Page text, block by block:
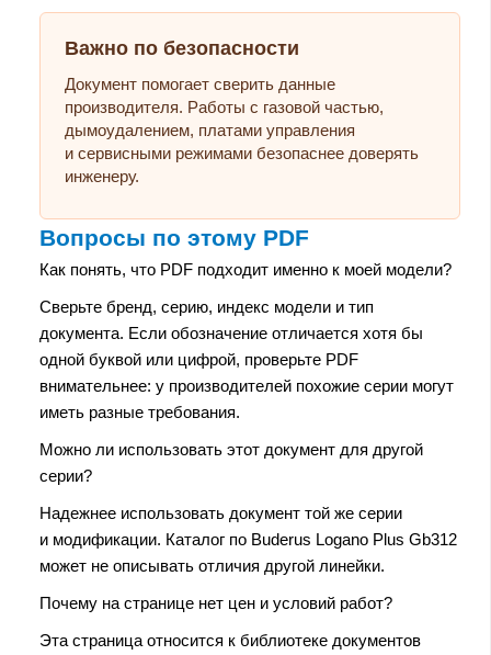
Важно по безопасности
Документ помогает сверить данные
производителя. Работы с газовой частью,
дымоудалением, платами управления
и сервисными режимами безопаснее доверять
инженеру.
Вопросы по этому PDF
Как понять, что PDF подходит именно к моей модели?
Сверьте бренд, серию, индекс модели и тип
документа. Если обозначение отличается хотя бы
одной буквой или цифрой, проверьте PDF
внимательнее: у производителей похожие серии могут
иметь разные требования.
Можно ли использовать этот документ для другой
серии?
Надежнее использовать документ той же серии
и модификации. Каталог по Buderus Logano Plus Gb312
может не описывать отличия другой линейки.
Почему на странице нет цен и условий работ?
Эта страница относится к библиотеке документов